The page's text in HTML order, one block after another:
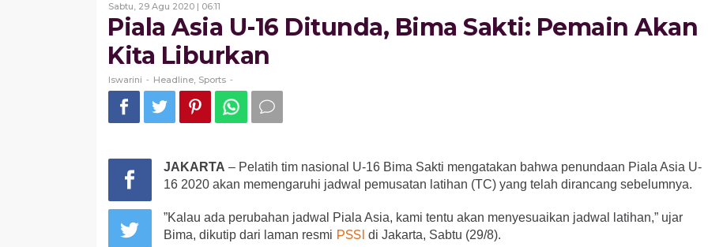
16
Ditunda,
Sakti:
Akan
Liburkan
Sabtu, 29 Agu 2020 | 06:11
Iswarini
Piala Asia U-16 Ditunda, Bima Sakti: Pemain Akan
Kita Liburkan
Iswarini - Headline Sports -
JAKARTA – Pelatih tim nasional U-16 Bima Sakti mengatakan bahwa penundaan Piala Asia U-
16 2020 akan memengaruhi jadwal pemusatan latihan (TC) yang telah dirancang sebelumnya.
”Kalau ada perubahan jadwal Piala Asia, kami tentu akan menyesuaikan jadwal latihan,” ujar
Bima, dikutip dari laman resmi PSSI di Jakarta, Sabtu (29/8).